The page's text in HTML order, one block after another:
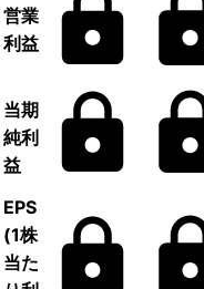
営業
利益
当期
純利
益
EPS
(1株
当た